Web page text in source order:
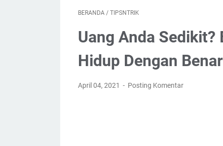
BERANDA / TIPSNTRIK
Uang Anda
Hidup Dengan Benar
April 04, 2021 Posting Komentar